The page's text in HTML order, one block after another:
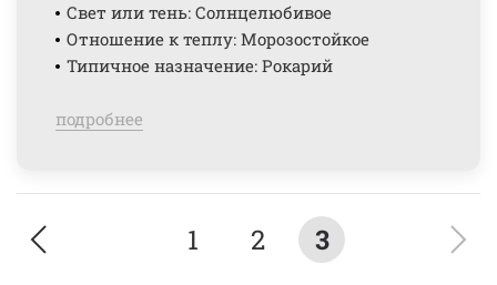
Свет или тень: Солнцелюбивое
Отношение к теплу: Морозостойкое
Типичное назначение: Рокарий
подробнее
1 2 3